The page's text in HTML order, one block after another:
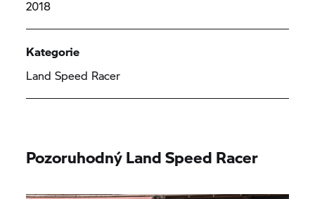
2018
Kategorie
Land Speed Racer
Pozoruhodný Land Speed Racer